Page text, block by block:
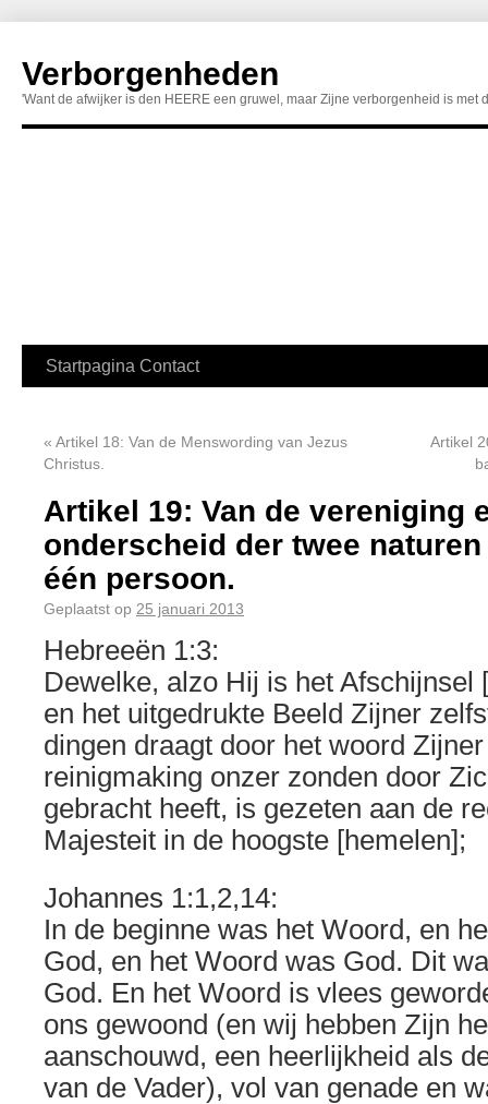
Verborgenheden
'Want de afwijker is den HEERE een gruwel, maar Zijne verborgenheid is met
Startpagina Contact
« Artikel 18: Van de Menswording van Jezus
Christus.
Artikel
Artikel 19: Van de vereniging
onderscheid der twee
één persoon.
Geplaatst op 25 januari 2013
Hebreeën 1:3:
Dewelke, alzo Hij is het Afschijnsel
en het uitgedrukte Beeld Zijner
dingen draagt door het woord
reinigmaking onzer zonden door
gebracht heeft, is gezeten aan de
Majesteit in de hoogste [hemelen];
Johannes 1:1,2,14:
In de beginne was het Woord, en
God, en het Woord was God. Dit
God. En het Woord is vlees
ons gewoond (en wij hebben Zijn
aanschouwd, een heerlijkheid als
van de Vader), vol van genade en